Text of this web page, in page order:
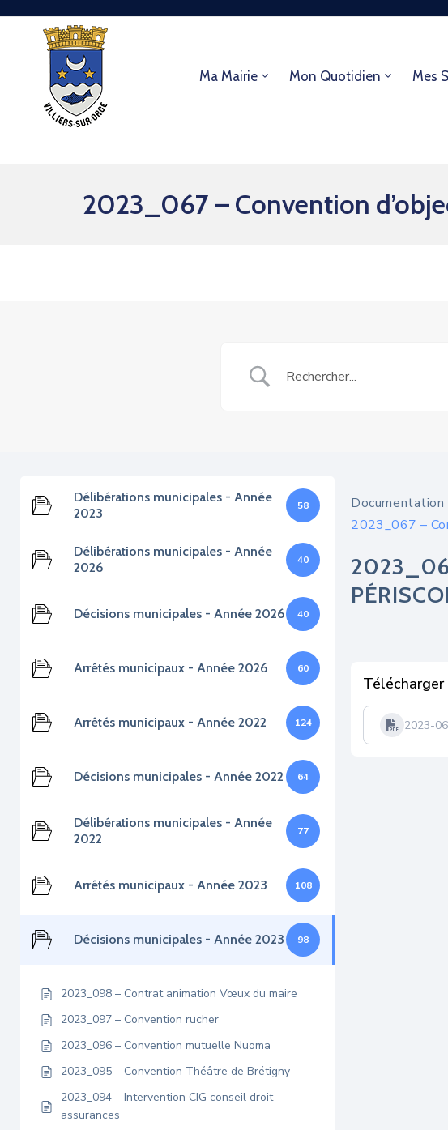
Ma Mairie Mon Quotidien Mes
2023_067 – Convention
Délibérations municipales - Année
2023
58
Délibérations municipales - Année
2026
40
Décisions municipales - Année 2026 40
Arrêtés municipaux - Année 2026 60
Arrêtés municipaux - Année 2022 124
Décisions municipales - Année 2022 64
Délibérations municipales - Année
2022
77
Arrêtés municipaux - Année 2023 108
Décisions municipales - Année 2023 98
2023_098 – Contrat animation Vœux du maire
2023_097 – Convention rucher
2023_096 – Convention mutuelle Nuoma
2023_095 – Convention Théâtre de Brétigny
2023_094 – Intervention CIG conseil droit
assurances
Documentation
2023_067 –
Télécharger
2023-